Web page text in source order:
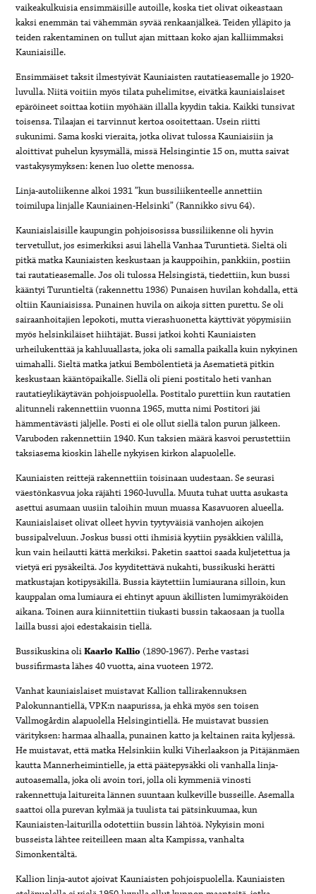
vaikeakulkuisia ensimmäisille autoille, koska tiet olivat oikeastaan
kaksi enemmän tai vähemmän syvää renkaanjälkeä. Teiden ylläpito ja
teiden rakentaminen on tullut ajan mittaan koko ajan kalliimmaksi
Kauniaisille.
Ensimmäiset taksit ilmestyivät Kauniaisten rautatieasemalle jo 1920-
luvulla. Niitä voitiin myös tilata puhelimitse, eivätkä kauniaislaiset
epäröineet soittaa kotiin myöhään illalla kyydin takia. Kaikki tunsivat
toisensa. Tilaajan ei tarvinnut kertoa osoitettaan. Usein riitti
sukunimi. Sama koski vieraita, jotka olivat tulossa Kauniaisiin ja
aloittivat puhelun kysymällä, missä Helsingintie 15 on, mutta saivat
vastakysymyksen: kenen luo olette menossa.
Linja-autoliikenne alkoi 1931 ”kun bussiliikenteelle annettiin
toimilupa linjalle Kauniainen-Helsinki” (Rannikko sivu 64).
Kauniaislaisille kaupungin pohjoisosissa bussiliikenne oli hyvin
tervetullut, jos esimerkiksi asui lähellä Vanhaa Turuntietä. Sieltä oli
pitkä matka Kauniaisten keskustaan ja kauppoihin, pankkiin, postiin
tai rautatieasemalle. Jos oli tulossa Helsingistä, tiedettiin, kun bussi
kääntyi Turuntieltä (rakennettu 1936) Punaisen huvilan kohdalla, että
oltiin Kauniaisissa. Punainen huvila on aikoja sitten purettu. Se oli
sairaanhoitajien lepokoti, mutta vierashuonetta käyttivät yöpymisiin
myös helsinkiläiset hiihtäjät. Bussi jatkoi kohti Kauniaisten
urheilukenttää ja kahluuallasta, joka oli samalla paikalla kuin nykyinen
uimahalli. Sieltä matka jatkui Bembölentietä ja Asematietä pitkin
keskustaan kääntöpaikalle. Siellä oli pieni postitalo heti vanhan
rautatieylikäytävän pohjoispuolella. Postitalo purettiin kun rautatien
alitunneli rakennettiin vuonna 1965, mutta nimi Postitori jäi
hämmentävästi jäljelle. Posti ei ole ollut siellä talon purun jälkeen.
Varuboden rakennettiin 1940. Kun taksien määrä kasvoi perustettiin
taksiasema kioskin lähelle nykyisen kirkon alapuolelle.
Kauniaisten reittejä rakennettiin toisinaan uudestaan. Se seurasi
väestönkasvua joka räjähti 1960-luvulla. Muuta tuhat uutta asukasta
asettui asumaan uusiin taloihin muun muassa Kasavuoren alueella.
Kauniaislaiset olivat olleet hyvin tyytyväisiä vanhojen aikojen
bussipalveluun. Joskus bussi otti ihmisiä kyytiin pysäkkien välillä,
kun vain heilautti kättä merkiksi. Paketin saattoi saada kuljetettua ja
vietyä eri pysäkeiltä. Jos kyyditettävä nukahti, bussikuski herätti
matkustajan kotipysäkillä. Bussia käytettiin lumiaurana silloin, kun
kauppalan oma lumiaura ei ehtinyt apuun äkillisten lumimyräköiden
aikana. Toinen aura kiinnitettiin tiukasti bussin takaosaan ja tuolla
lailla bussi ajoi edestakaisin tiellä.
Bussikuskina oliKaarlo Kallio (1890-1967). Perhe vastasi
bussifirmasta lähes 40 vuotta, aina vuoteen 1972.
Vanhat kauniaislaiset muistavat Kallion tallirakennuksen
Palokunnantiellä, VPK:n naapurissa, ja ehkä myös sen toisen
Vallmogårdin alapuolella Helsingintiellä. He muistavat bussien
värityksen: harmaa alhaalla, punainen katto ja keltainen raita kyljessä.
He muistavat, että matka Helsinkiin kulki Viherlaakson ja Pitäjänmäen
kautta Mannerheimintielle, ja että päätepysäkki oli vanhalla linja-
autoasemalla, joka oli avoin tori, jolla oli kymmeniä vinosti
rakennettuja laitureita lännen suuntaan kulkeville busseille. Asemalla
saattoi olla purevan kylmää ja tuulista tai pätsinkuumaa, kun
Kauniaisten-laiturilla odotettiin bussin lähtöä. Nykyisin moni
busseista lähtee reiteilleen maan alta Kampissa, vanhalta
Simonkentältä.
Kallion linja-autot ajoivat Kauniaisten pohjoispuolella. Kauniaisten